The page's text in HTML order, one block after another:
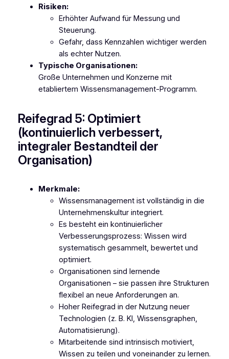
Risiken:
Erhöhter Aufwand für Messung und
Steuerung.
Gefahr, dass Kennzahlen wichtiger werden
als echter Nutzen.
Typische Organisationen:
Große Unternehmen und Konzerne mit
etabliertem Wissensmanagement-Programm.
Reifegrad 5: Optimiert
(kontinuierlich verbessert,
integraler Bestandteil der
Organisation)
Merkmale:
Wissensmanagement ist vollständig in die
Unternehmenskultur integriert.
Es besteht ein kontinuierlicher
Verbesserungsprozess: Wissen wird
systematisch gesammelt, bewertet und
optimiert.
Organisationen sind lernende
Organisationen – sie passen ihre Strukturen
flexibel an neue Anforderungen an.
Hoher Reifegrad in der Nutzung neuer
Technologien (z. B. KI, Wissensgraphen,
Automatisierung).
Mitarbeitende sind intrinsisch motiviert,
Wissen zu teilen und voneinander zu lernen.